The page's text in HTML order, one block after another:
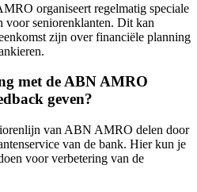
organiseert regelmatig speciale
voor seniorenklanten. Dit kan
zijn over financiële planning
met de ABN AMRO
geven?
van ABN AMRO delen door
van de bank. Hier kun je
voor verbetering van de